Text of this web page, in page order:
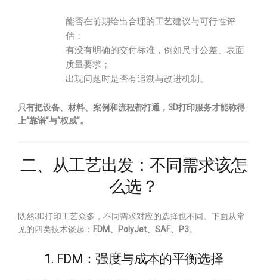
能否在前期给出合理的工艺建议与可行性评
估；
有没有明确的交付标准，例如尺寸公差、表面
质量要求；
出现问题时是否有追溯与改进机制。
只有把设备、材料、案例和流程都打通，3D打印服务才能称得
上“靠谱”与“权威”。
二、从工艺出发：不同需求该怎
么选？
既然3D打印工艺众多，不同需求对应的选择也不同。下面从常
见的四类技术谈起： FDM、PolyJet、SAF、P3。
1. FDM：强度与成本的平衡选择